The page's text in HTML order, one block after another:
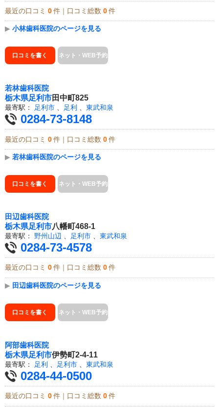
最近の口コミ 0 件｜口コミ総数 0 件
▶ 小林歯科医院のページを見る
口コミを書く ネット・WEB予約
若林歯科医院
栃木県足利市田中町825
最寄駅： 足利市 、 足利 、 東武和泉
0284-73-8148
最近の口コミ 0 件｜口コミ総数 0 件
▶ 若林歯科医院のページを見る
口コミを書く ネット・WEB予約
田辺歯科医院
栃木県足利市八幡町468-1
最寄駅： 野州山辺 足利市 東武和泉
0284-73-4578
最近の口コミ 0 件｜口コミ総数 0 件
▶ 田辺歯科医院のページを見る
口コミを書く ネット・WEB予約
阿部歯科医院
栃木県足利市伊勢町2-4-11
最寄駅： 足利 足利市 東武和泉
0284-44-0500
最近の口コミ 0 件｜口コミ総数 0 件